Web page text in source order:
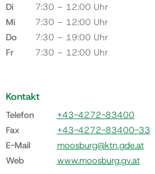
Di
7:30 – 12:00 Uhr
Mi
7:30 – 12:00 Uhr
Do
7:30 – 19:00 Uhr
Fr
7:30 – 12:00 Uhr
Kontakt
Telefon
+43-4272-83400
Fax
+43-4272-83400-33
E-Mail
moosburg@ktn.gde.at
Web
www.moosburg.gv.at